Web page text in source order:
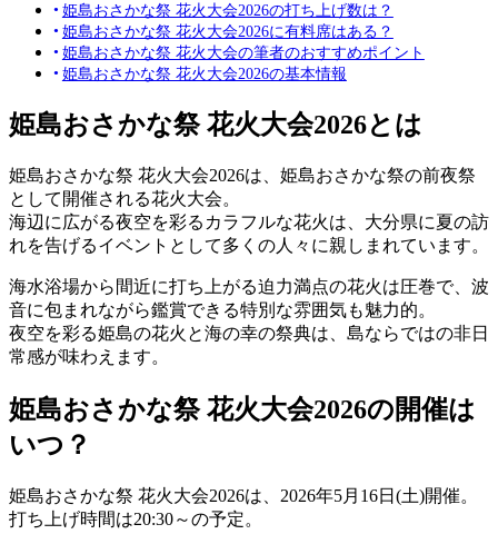
姫島おさかな祭 花火大会2026の打ち上げ数は？
姫島おさかな祭 花火大会2026に有料席はある？
姫島おさかな祭 花火大会の筆者のおすすめポイント
姫島おさかな祭 花火大会2026の基本情報
姫島おさかな祭 花火大会2026とは
姫島おさかな祭 花火大会2026は、姫島おさかな祭の前夜祭
として開催される花火大会。
海辺に広がる夜空を彩るカラフルな花火は、大分県に夏の訪
れを告げるイベントとして多くの人々に親しまれています。
海水浴場から間近に打ち上がる迫力満点の花火は圧巻で、波
音に包まれながら鑑賞できる特別な雰囲気も魅力的。
夜空を彩る姫島の花火と海の幸の祭典は、島ならではの非日
常感が味わえます。
姫島おさかな祭 花火大会2026の開催は
いつ？
姫島おさかな祭 花火大会2026は、 2026年5月16日(土)開催。
打ち上げ時間は20:30～の予定。